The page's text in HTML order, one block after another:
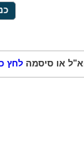
או סיסמה לחץ